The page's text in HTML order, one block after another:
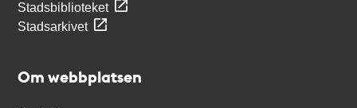
Stadsbiblioteket
Stadsarkivet
Om webbplatsen